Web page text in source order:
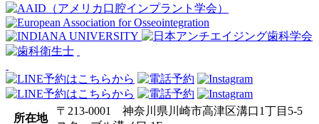
所在地
〒213-0001 神奈川県川崎市高津区溝口1丁目5-5